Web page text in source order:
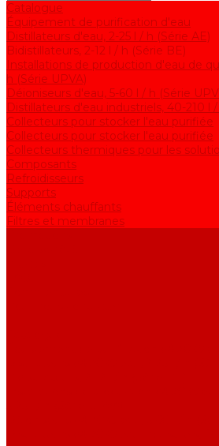
Catalogue
Équipement de purification d'eau
Distillateurs d'eau, 2-25 l / h (Série АE)
Bidistillateurs, 2-12 l / h (Série BE)
Installations de production d'eau de
h (Série UPVA)
Déioniseurs d'eau, 5-60 l / h (Série
Distillateurs d'eau industriels, 40-210 l
Collecteurs pour stocker l'eau purifiée
Collecteurs pour stocker l'eau purifiée
Collecteurs thermiques pour les
Composants
Refroidisseurs
Supports
Éléments chauffants
Filtres et membranes